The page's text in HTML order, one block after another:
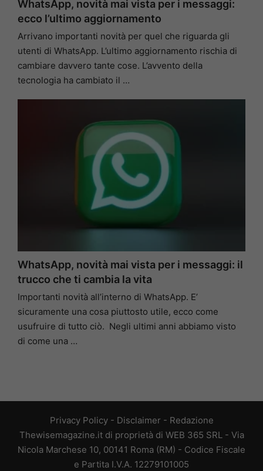
WhatsApp, novità mai vista per i messaggi:
ecco l’ultimo aggiornamento
Arrivano importanti novità per quel che riguarda gli
utenti di WhatsApp. L’ultimo aggiornamento rischia di
cambiare davvero tante cose. L’avvento della
tecnologia ha cambiato il …
WhatsApp, novità mai vista per i messaggi: il
trucco che ti cambia la vita
Importanti novità all’interno di WhatsApp. E’
sicuramente una cosa piuttosto utile, ecco come
usufruire di tutto ciò. Negli ultimi anni abbiamo visto
di come una …
Privacy Policy- Disclaimer - Redazione
Thewisemagazine.it di proprietà di WEB 365 SRL - Via
Nicola Marchese 10, 00141 Roma (RM) - Codice Fiscale
e Partita I.V.A. 12279101005